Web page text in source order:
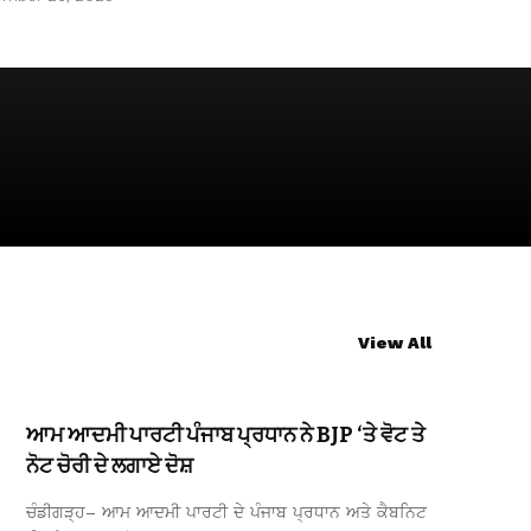
View All
ਆਮ ਆਦਮੀ ਪਾਰਟੀ ਪੰਜਾਬ ਪ੍ਰਧਾਨ ਨੇ BJP ‘ਤੇ ਵੋਟ ਤੇ
ਨੋਟ ਚੋਰੀ ਦੇ ਲਗਾਏ ਦੋਸ਼
ਚੰਡੀਗੜ੍ਹ– ਆਮ ਆਦਮੀ ਪਾਰਟੀ ਦੇ ਪੰਜਾਬ ਪ੍ਰਧਾਨ ਅਤੇ ਕੈਬਨਿਟ